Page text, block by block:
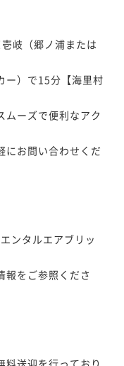
岐（郷ノ浦または
ー）で15分【海里村
ーズで便利なアク
お問い合わせくだ
ンタルエアブリッ
をご参照くださ
料送迎を行っており